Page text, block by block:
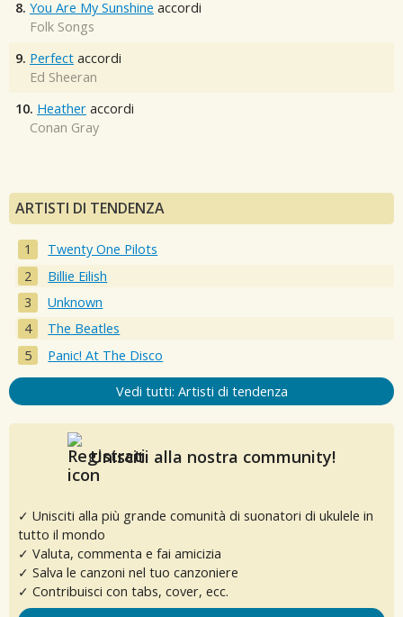
8. You Are My Sunshine accordi
Folk Songs
9. Perfect accordi
Ed Sheeran
10. Heather accordi
Conan Gray
ARTISTI DI TENDENZA
Twenty One Pilots
Billie Eilish
Unknown
The Beatles
Panic! At The Disco
Vedi tutti: Artisti di tendenza
Unisciti alla nostra community!
✓ Unisciti alla più grande comunità di suonatori di ukulele in
tutto il mondo
✓ Valuta, commenta e fai amicizia
✓ Salva le canzoni nel tuo canzoniere
✓ Contribuisci con tabs, cover, ecc.